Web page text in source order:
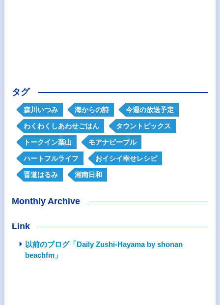
タグ
森川いつみ 海からの詩 今週の放送予定
わくわくしあわせごはん タウントピックス
トークイン葉山 モアナピープル
ハートフルライフ おイシイ幸せレシピ
晋道はるみ 湘南日和
Monthly Archive
Link
以前のブログ「Daily Zushi-Hayama by shonan
beachfm」